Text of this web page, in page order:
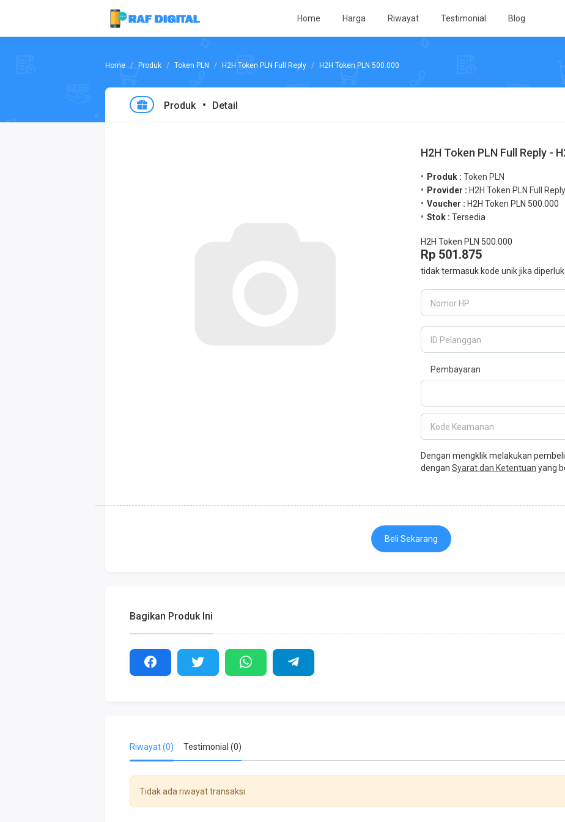
Home Harga Riwayat Testimonial Blog
Produk Token PLN H2H Token PLN Full Reply H2H Token PLN 500.000
Produk Detail
H2H Token PLN Full Reply -
Produk : Token PLN
Provider : H2H Token PLN Full Reply
Voucher : H2H Token PLN 500.000
Stok : Tersedia
H2H Token PLN 500.000
Rp 501.875
tidak termasuk kode unik jika
Nomor HP
ID Pelanggan
Pembayaran
Kode Keamanan
Dengan mengklik melakukan
dengan Syarat dan Ketentuan yang
Beli Sekarang
Bagikan Produk Ini
Riwayat (0) Testimonial (0)
Tidak ada riwayat transaksi